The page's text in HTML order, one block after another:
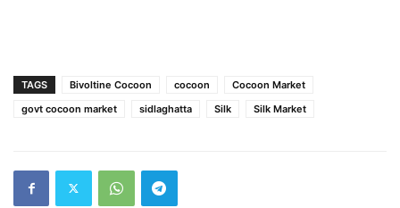
TAGS Bivoltine Cocoon cocoon
Cocoon Market
govt cocoon market
sidlaghatta Silk Silk Market